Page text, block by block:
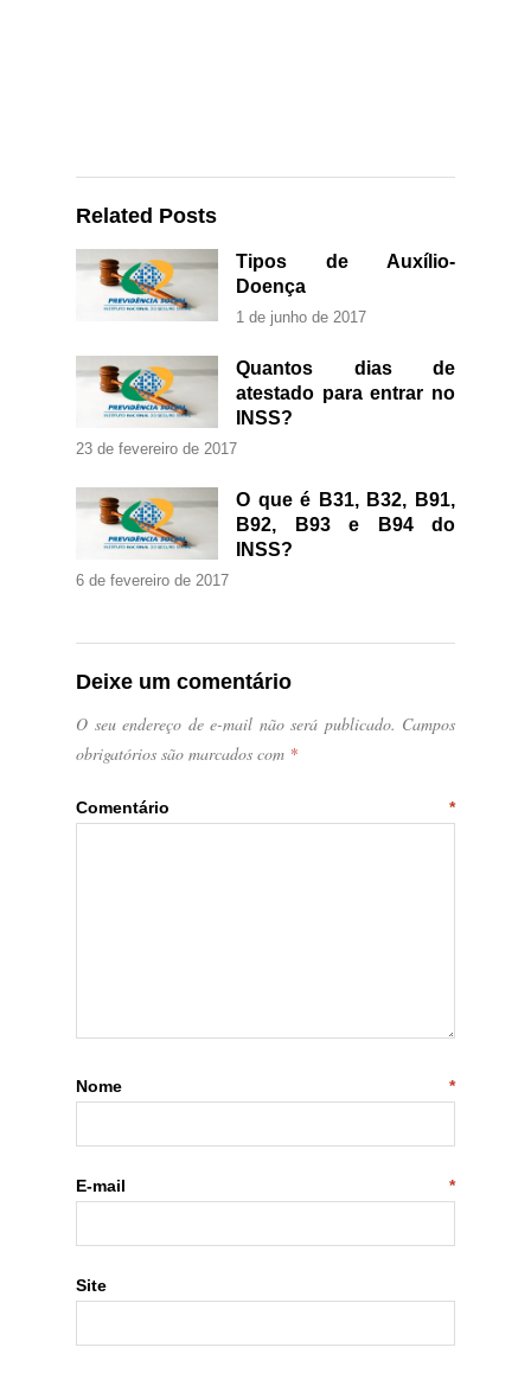
Related Posts
Tipos de Auxílio-
Doença
1 de junho de 2017
Quantos dias de
atestado para entrar no
INSS?
23 de fevereiro de 2017
O que é B31, B32, B91,
B92, B93 e B94 do
INSS?
6 de fevereiro de 2017
Deixe um comentário
O seu endereço de e-mail não será publicado. Campos
obrigatórios são marcados com *
Comentário *
Nome *
E-mail *
Site